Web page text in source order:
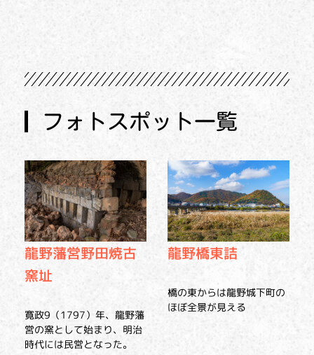
フォトスポット一覧
龍野藩営野田焼古
窯址
寛政9（1797）年、龍野藩
営の窯として始まり、明治
時代には民営となった。
龍野橋東詰
橋の東からは龍野城下町の
ほぼ全景が見える